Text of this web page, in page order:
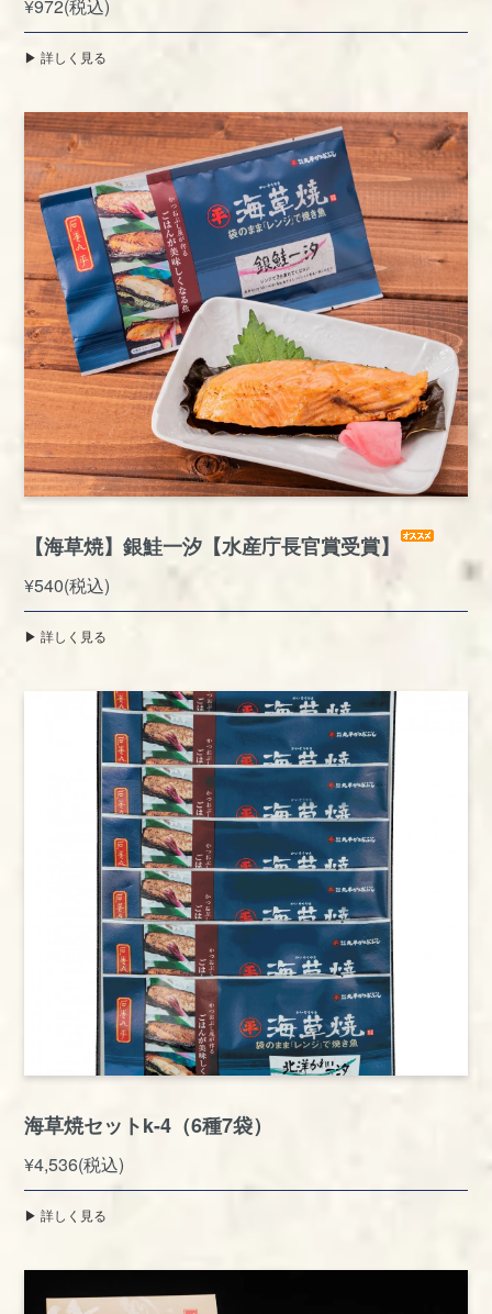
¥972(税込)
▶︎ 詳しく見る
【海草焼】銀鮭一汐【水産庁長官賞受賞】
¥540(税込)
▶︎ 詳しく見る
海草焼セットk-4（6種7袋）
¥4,536(税込)
▶︎ 詳しく見る